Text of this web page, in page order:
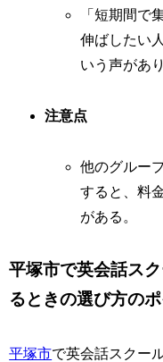
「短期間で
伸ばしたい
いう声があ
注意点
他のグルー
すると、料
がある。
平塚市で英会話ス
るときの選び方の
平塚市で英会話スクー